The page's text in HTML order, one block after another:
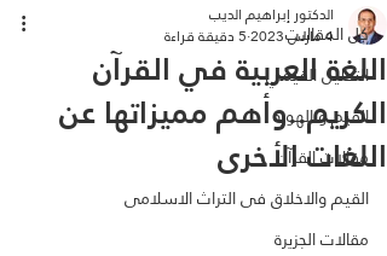
كل المقالات
التحليل القيمي
القيم و الهوية
مقالات القرآن
القيم والاخلاق فى التراث الاسلامى
مقالات الجزيرة
اللغة العربية في القرآن
الكريم..وأهم مميزاتها عن
اللغات الأخرى
الدكتور إبراهيم الديب
4 مارس 2023
5 دقيقة قراءة